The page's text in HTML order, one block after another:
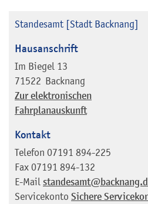
Standesamt [Stadt Backnang]
Hausanschrift
Im Biegel 13
71522 Backnang
Zur elektronischen
Fahrplanauskunft
Kontakt
Telefon 07191 894-225
Fax 07191 894-132
E-Mail
Servicekonto Sichere